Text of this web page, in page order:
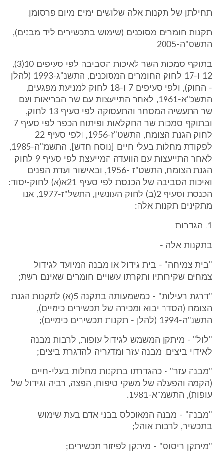
תחילתן של תקנות אלה שלושים ימים מיום פרסומן.
תקנות חומרים מסוכנים (שימוש בתכשירים ליד מבנים),
התשס"ה-2005
בתוקף סמכות השר לאיכות הסביבה לפי סעיפים 10(3),
12 ו-17 לחוק החומרים המסוכנים, התשנ"ג-1993 (להלן
- החוק), ולפי סעיפים 7 ו-18 לחוק למניעת מפגעים,
התשכ"א-1961, לאחר התייעצות עם שר הבריאות ועם
שר התעשיה המסחר והתעסוקה לפי סעיף 13 לחוק,
ובתוקף סמכות שר החקלאות ופיתוח הכפר לפי סעיף 7
לחוק הגנת הצומח, התשט"ז-1956, ולפי סעיף 22
לפקודת מחלות בעלי חיים [נוסח חדש], התשמ"ה-1985,
לאחר התייעצות עם הוועדה המייעצת לפי סעיף 9 לחוק
הגנת הצומח, התשט"ז -1956, ובאישור ועדת הפנים
ואיכות הסביבה של הכנסת לפי סעיף 21א(א) לחוק-יסוד:
הכנסת וסעיף 2(ב) לחוק העונשין, התשל"ז-1977, אנו
מתקינים תקנות אלה:
1. הגדרות
בתקנות אלה -
"בית צמיחה" - בית גידול או מבנה המיועד לגידול
צמחים שקירותיו ותקרתו עשויים חומרים שאינם רשת;
"דרגת רעילות" - כמשמעותה בתקנה 5(א) לתקנות הגנת
הצומח (הסדר יבוא ומכירה של תכשירים כימיים),
התשנ"ה-1994 (להלן - תקנות תכשירים כימיים);
"לול" - מיתקן המשמש לגידול עופות, לרבות מבנה
לאידוי ביצים, מבנה עזר ומדגריה להדגרת ביצים;
"מבנה עזר" - כהגדרתו בתקנות מחלות בעלי-חיים
(הקמה והפעלה של משקי טיפוח, הפצה, רביה וגידול של
עופות), התשמ"א-1981.
"מבנה" - מבנה המאוכלס בבני אדם בעת שימוש
בתכשיר, לרבות אוהל;
"מיתקן ריסוס" - מיתקן לפיזור תכשירים;